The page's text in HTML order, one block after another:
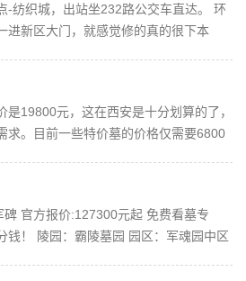
-纺织城，出站坐232路公交车直达。 环
进新区大门，就感觉修的真的很下本
19800元，这在西安是十分划算的了，
求。目前一些特价墓的价格仅需要6800
官方报价:127300元起 免费看墓专
钱！ 陵园：霸陵墓园 园区：军魂园中区